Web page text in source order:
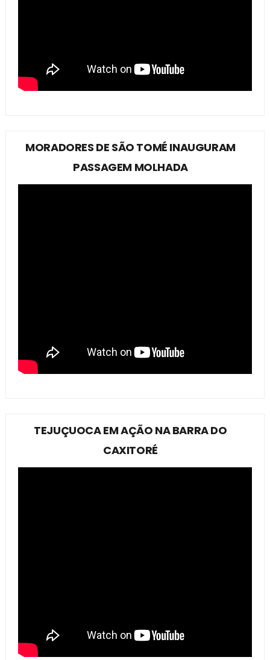
MORADORES DE SÃO TOMÉ INAUGURAM
PASSAGEM MOLHADA
TEJUÇUOCA EM AÇÃO NA BARRA DO
CAXITORÉ